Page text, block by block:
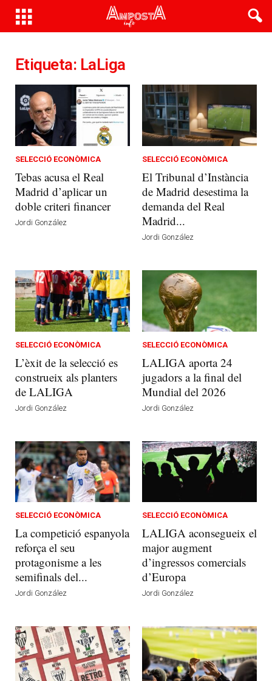
Etiqueta: LaLiga
SELECCIÓ ECONÒMICA
Tebas acusa el Real
Madrid d’aplicar un
doble criteri financer
Jordi González
SELECCIÓ ECONÒMICA
El Tribunal d’Instància
de Madrid desestima la
demanda del Real
Madrid...
Jordi González
SELECCIÓ ECONÒMICA
L’èxit de la selecció es
construeix als planters
de LALIGA
Jordi González
SELECCIÓ ECONÒMICA
LALIGA aporta 24
jugadors a la final del
Mundial del 2026
Jordi González
SELECCIÓ ECONÒMICA
La competició espanyola
reforça el seu
protagonisme a les
semifinals del...
Jordi González
SELECCIÓ ECONÒMICA
LALIGA aconsegueix el
major augment
d’ingressos comercials
d’Europa
Jordi González